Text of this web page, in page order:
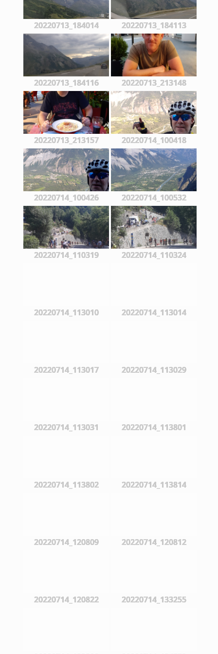
20220713_184014 20220713_184113
20220713_184116 20220713_213148
20220713_213157 20220714_100418
20220714_100426 20220714_100532
20220714_110319 20220714_110324
20220714_113010 20220714_113014
20220714_113017 20220714_113029
20220714_113031 20220714_113801
20220714_113802 20220714_113814
20220714_120809 20220714_120812
20220714_120822 20220714_133255